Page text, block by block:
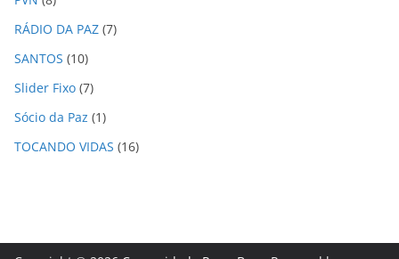
RÁDIO DA PAZ (7)
SANTOS (10)
Slider Fixo (7)
Sócio da Paz (1)
TOCANDO VIDAS (16)